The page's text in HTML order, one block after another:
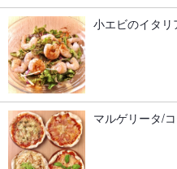
小エビのイタ
マルゲリータ/